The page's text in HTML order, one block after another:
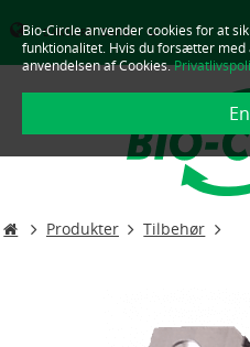
Bio-Circle anvender cookies for at
funktionalitet. Hvis du forsætter med
anvendelsen af Cookies.
DANMARK - DANSK
Produkter Tilbehør